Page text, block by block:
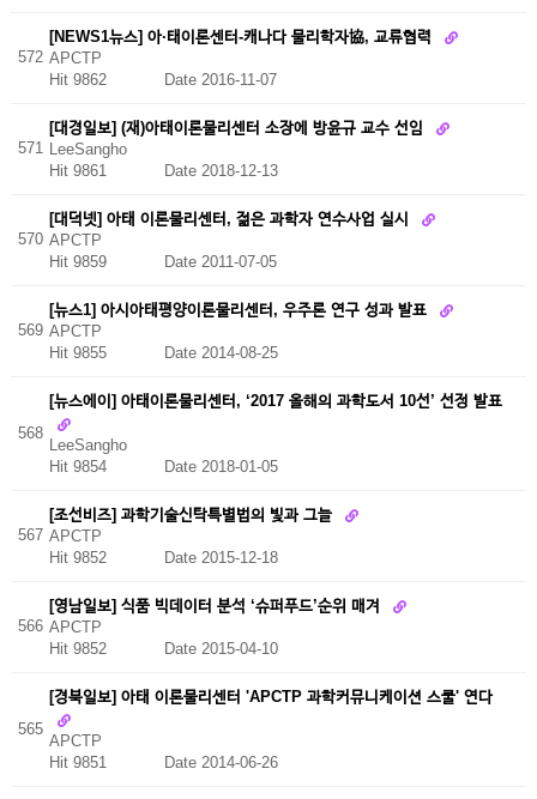
572
[NEWS1뉴스] 아·태이론센터-캐나다 물리학자協, 교류협력
APCTP
Hit 9862
Date 2016-11-07
571
[대경일보] (재)아태이론물리센터 소장에 방윤규 교수 선임
LeeSangho
Hit 9861
Date 2018-12-13
570
[대덕넷] 아태 이론물리센터, 젊은 과학자 연수사업 실시
APCTP
Hit 9859
Date 2011-07-05
569
[뉴스1] 아시아태평양이론물리센터, 우주론 연구 성과 발표
APCTP
Hit 9855
Date 2014-08-25
568
[뉴스에이] 아태이론물리센터, ‘2017 올해의 과학도서 10선’ 선정 발표
LeeSangho
Hit 9854 Date 2018-01-05
567
[조선비즈] 과학기술신탁특별법의 빛과 그늘
APCTP
Hit 9852
Date 2015-12-18
566
[영남일보] 식품 빅데이터 분석 ‘슈퍼푸드’순위 매겨
APCTP
Hit 9852
Date 2015-04-10
565
[경북일보] 아태 이론물리센터 'APCTP 과학커뮤니케이션 스쿨' 연다
APCTP
Hit 9851 Date 2014-06-26